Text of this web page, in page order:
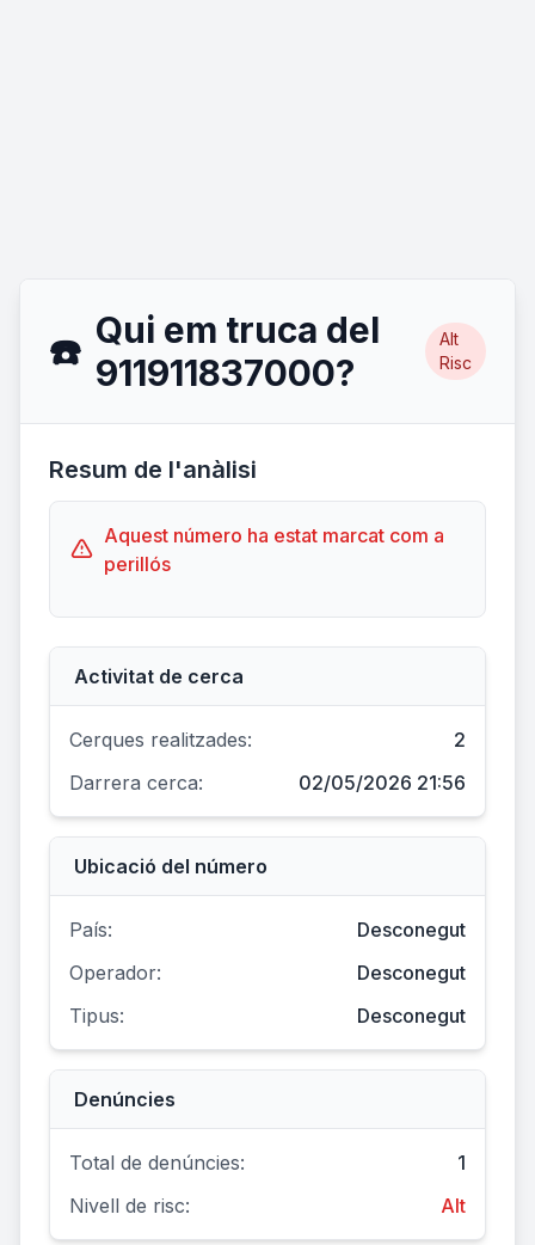
☎️ Qui em truca del
911911837000?
Alt
Risc
Resum de l'anàlisi
Aquest número ha estat marcat com a
perillós
Activitat de cerca
Cerques realitzades:
2
Darrera cerca:
02/05/2026 21:56
Ubicació del número
País:
Desconegut
Operador:
Desconegut
Tipus:
Desconegut
Denúncies
Total de denúncies:
1
Nivell de risc:
Alt